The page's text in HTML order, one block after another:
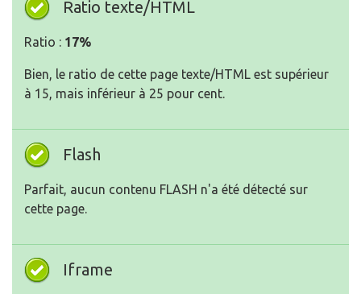
Ratio texte/HTML
Ratio : 17%
Bien, le ratio de cette page texte/HTML est supérieur
à 15, mais inférieur à 25 pour cent.
Flash
Parfait, aucun contenu FLASH n'a été détecté sur
cette page.
Iframe